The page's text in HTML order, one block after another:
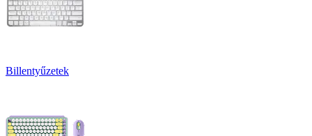
Billentyűzetek